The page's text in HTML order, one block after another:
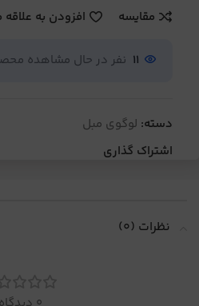
مقایسه
افزودن به
11 نفر در حال مشاهده
دسته: لوگوی مبل
اشتراک گذاری
نظرات (0)